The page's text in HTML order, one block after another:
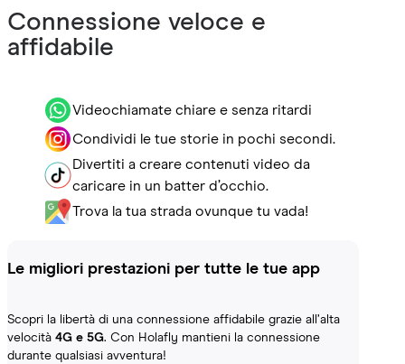
Connessione veloce e
affidabile
Videochiamate chiare e senza ritardi
Condividi le tue storie in pochi secondi.
Divertiti a creare contenuti video da
caricare in un batter d’occhio.
Trova la tua strada ovunque tu vada!
Le migliori prestazioni per tutte le tue app
Scopri la libertà di una connessione affidabile grazie all’alta
velocità 4G e 5G. Con Holafly mantieni la connessione
durante qualsiasi avventura!